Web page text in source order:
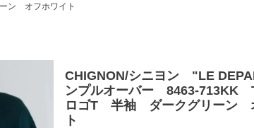
ン オフホワイト
CHIGNON/シニヨン "LE
ンプルオーバー 8463-713KK
ロゴT 半袖 ダークグリーン
ト